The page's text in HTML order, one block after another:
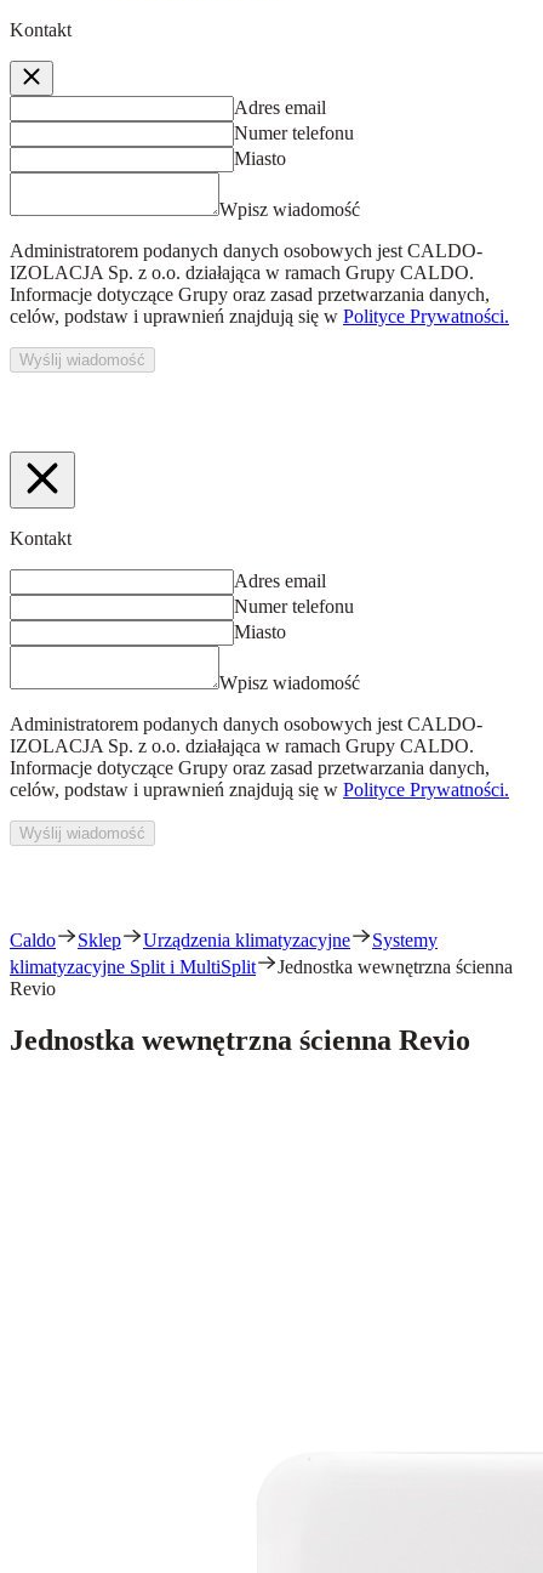
Kontakt
Adres email
Numer telefonu
Miasto
Wpisz wiadomość
Administratorem podanych danych osobowych jest CALDO-
IZOLACJA Sp. z o.o. działająca w ramach Grupy CALDO.
Informacje dotyczące Grupy oraz zasad przetwarzania danych,
celów, podstaw i uprawnień znajdują się w Polityce Prywatności.
Wyślij wiadomość
Kontakt
Adres email
Numer telefonu
Miasto
Wpisz wiadomość
Administratorem podanych danych osobowych jest CALDO-
IZOLACJA Sp. z o.o. działająca w ramach Grupy CALDO.
Informacje dotyczące Grupy oraz zasad przetwarzania danych,
celów, podstaw i uprawnień znajdują się w Polityce Prywatności.
Wyślij wiadomość
Caldo Sklep Urządzenia klimatyzacyjne
Systemy
klimatyzacyjne Split i MultiSplit
Jednostka wewnętrzna ścienna
Revio
Jednostka wewnętrzna ścienna Revio